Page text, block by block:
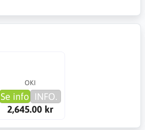
OKI
Se info INFO.
2,645.00 kr